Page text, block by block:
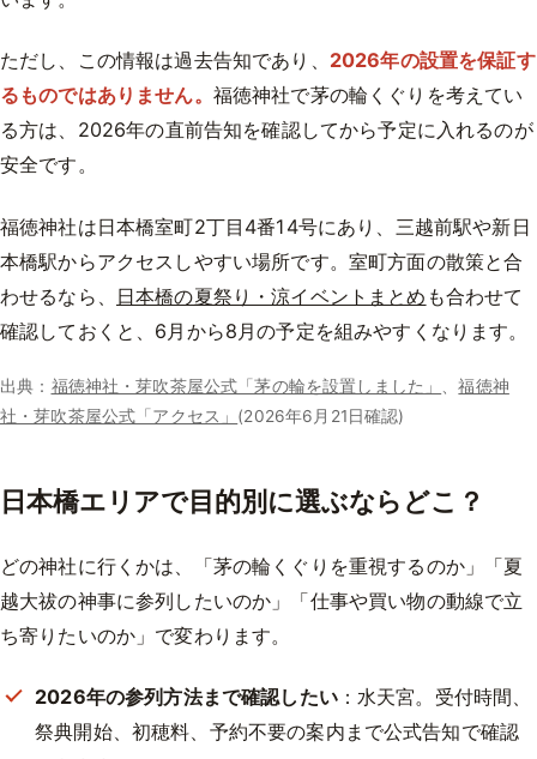
ただし、この情報は過去告知であり、 2026年の設置を保証す
るものではありません。 福徳神社で茅の輪くぐりを考えてい
る方は、2026年の直前告知を確認してから予定に入れるのが
安全です。
福徳神社は日本橋室町2丁目4番14号にあり、三越前駅や新日
本橋駅からアクセスしやすい場所です。室町方面の散策と合
わせるなら、
日本橋の夏祭り・涼イベントまとめ も合わせて
確認しておくと、6月から8月の予定を組みやすくなります。
出典： 福徳神社・芽吹茶屋公式「茅の輪を設置しました」 、福徳神
社・芽吹茶屋公式「アクセス」 (2026年6月21日確認)
日本橋エリアで目的別に選ぶならどこ？
どの神社に行くかは、「茅の輪くぐりを重視するのか」「夏
越大祓の神事に参列したいのか」「仕事や買い物の動線で立
ち寄りたいのか」で変わります。
2026年の参列方法まで確認したい：水天宮。受付時間、
祭典開始、初穂料、予約不要の案内まで公式告知で確認